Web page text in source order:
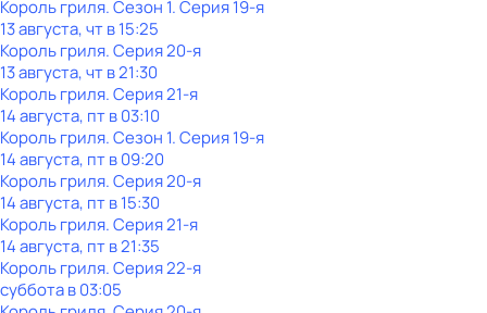
Король гриля. Сезон 1. Серия 19-я
13 августа, чт в 15:25
Король гриля. Серия 20-я
13 августа, чт в 21:30
Король гриля. Серия 21-я
14 августа, пт в 03:10
Король гриля. Сезон 1. Серия 19-я
14 августа, пт в 09:20
Король гриля. Серия 20-я
14 августа, пт в 15:30
Король гриля. Серия 21-я
14 августа, пт в 21:35
Король гриля. Серия 22-я
субботав03:05